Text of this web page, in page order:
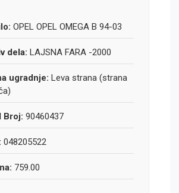
OPEL OPEL OMEGA B 94-03
dela: LAJSNA FARA -2000
ugradnje: Leva strana (strana
Broj: 90460437
048205522
759.00